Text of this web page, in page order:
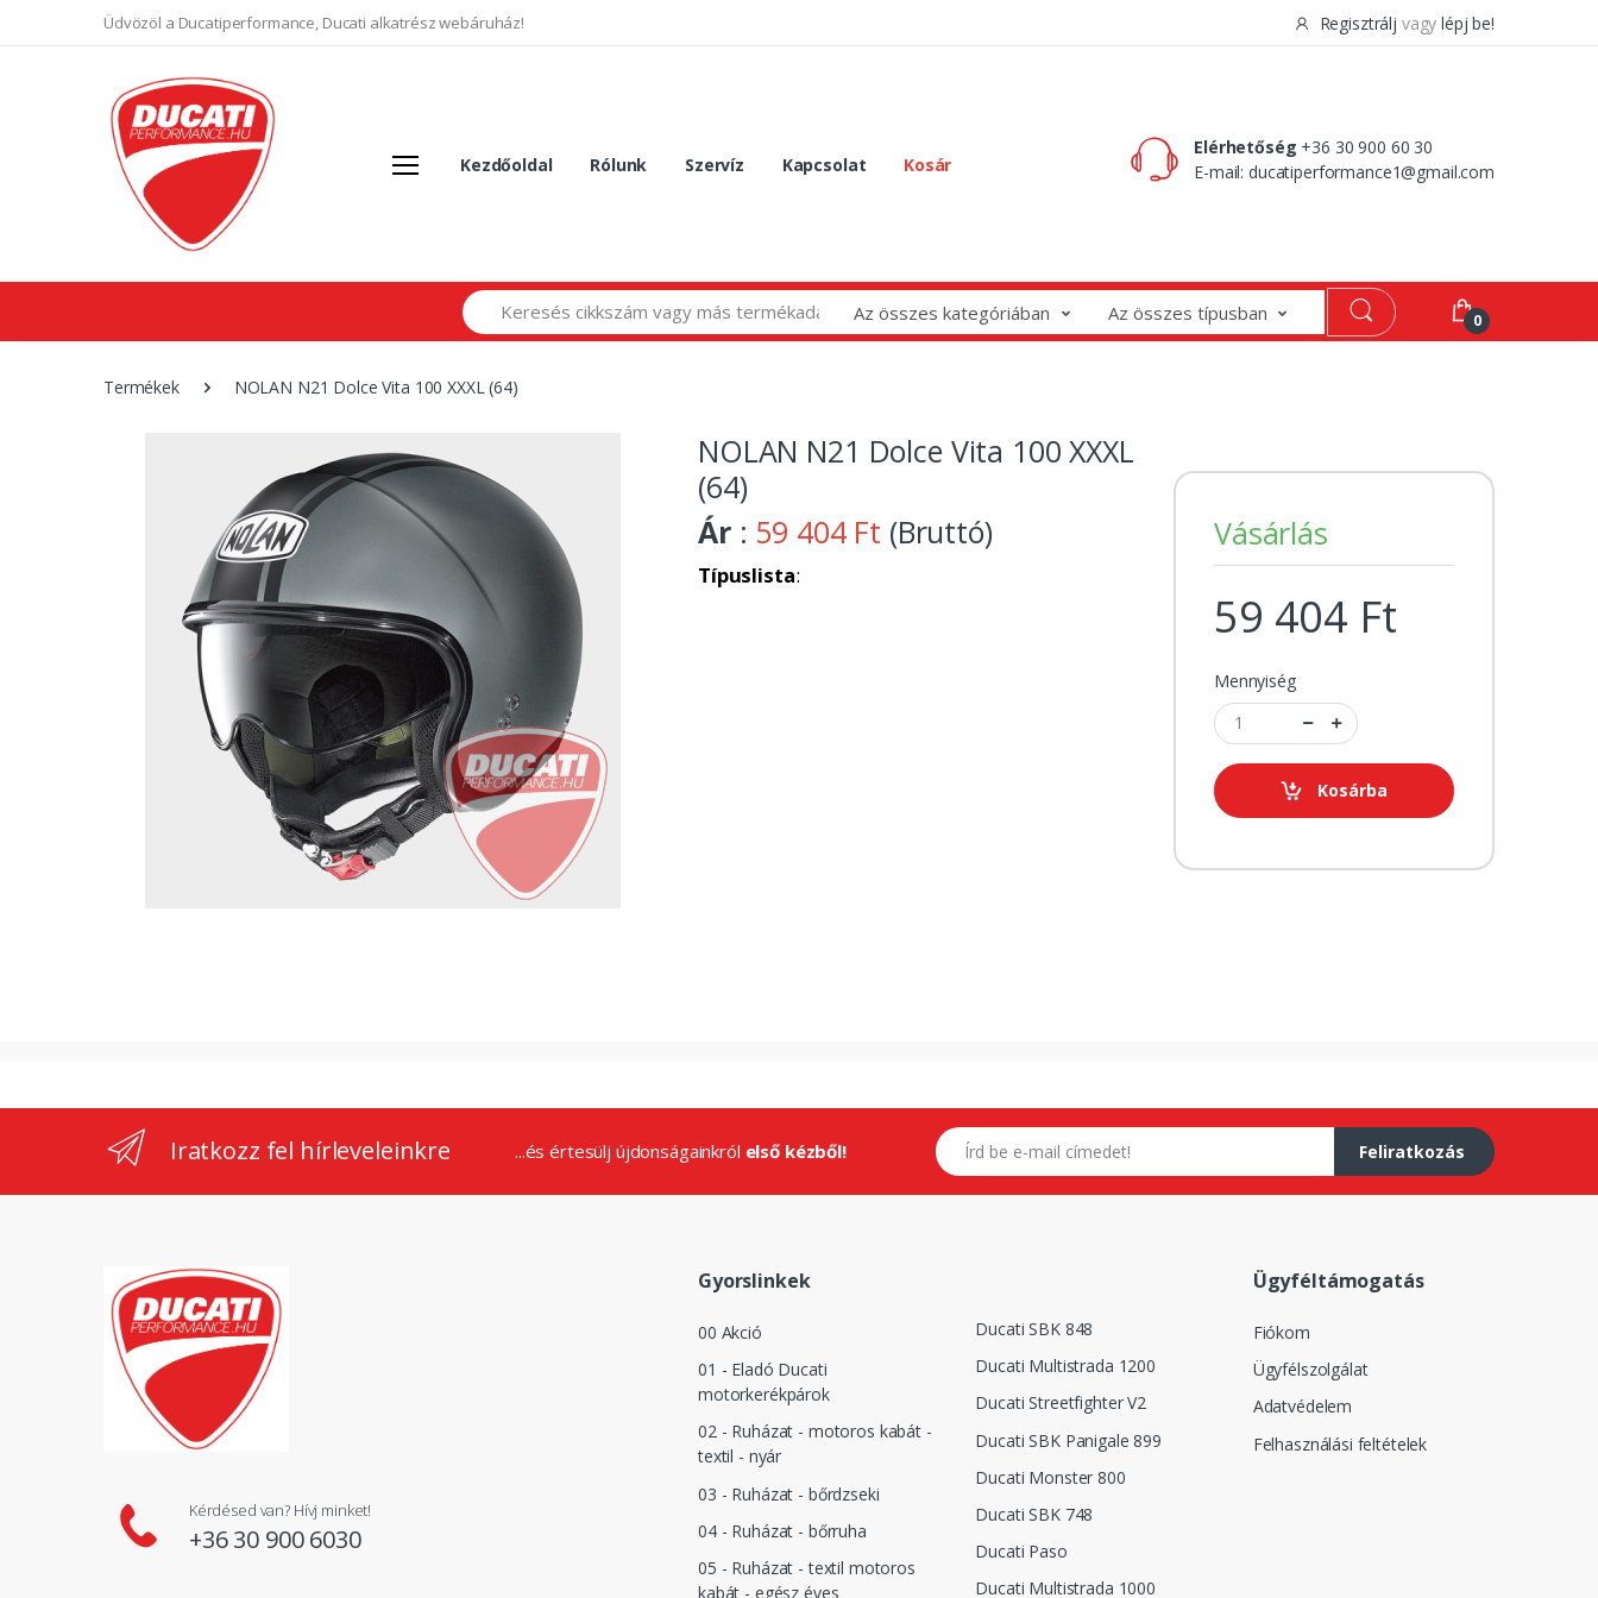
Üdvözöl a Ducatiperformance, Ducati alkatrész webáruház! Regisztrálj vagy lépj be!
Kezdőoldal Rólunk Szervíz Kapcsolat Kosár
Elérhetőség +36 30 900 60 30
E-mail:ducatiperformance1@gmail.com
Search
Az összes kategóriában Az összes típusban 0
Termékek NOLAN N21 Dolce Vita 100 XXXL (64)
NOLAN N21 Dolce Vita 100 XXXL
(64)
Ár : 59 404 Ft (Bruttó)
Típuslista:
Vásárlás
59 404 Ft
Mennyiség
Kosárba
Iratkozz fel hírleveleinkre ...és értesülj újdonságainkról első kézből!
E-mail címed
Feliratkozás
Kérdésed van? Hívj minket!
+36 30 900 6030
Gyorslinkek
00 Akció
01 - Eladó Ducati
motorkerékpárok
02 - Ruházat - motoros kabát -
textil - nyár
03 - Ruházat - bőrdzseki
04 - Ruházat - bőrruha
05 - Ruházat - textil motoros
kabát - egész éves
Ducati SBK 848
Ducati Multistrada 1200
Ducati Streetfighter V2
Ducati SBK Panigale 899
Ducati Monster 800
Ducati SBK 748
Ducati Paso
Ducati Multistrada 1000
Ügyféltámogatás
Fiókom
Ügyfélszolgálat
Adatvédelem
Felhasználási feltételek